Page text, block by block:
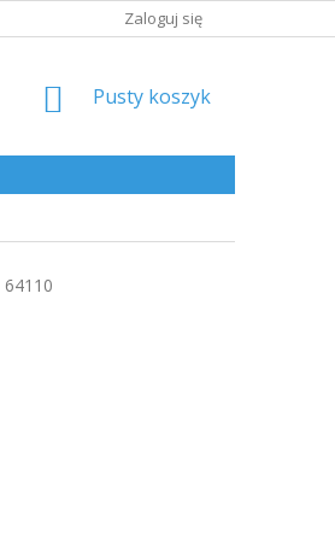
Zaloguj się
KOSZYK
Pusty koszyk
64110